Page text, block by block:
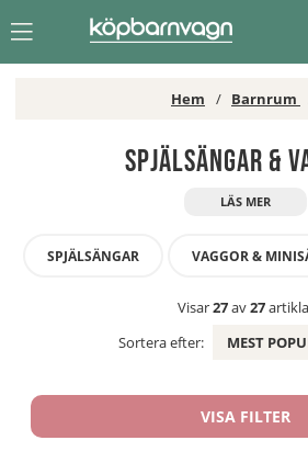
Hem Barnrum
Spjälsängar &
SPJÄLSÄNGAR VAGGOR &
Visar27av27
Sortera efter:
MEST
VISA FILTER